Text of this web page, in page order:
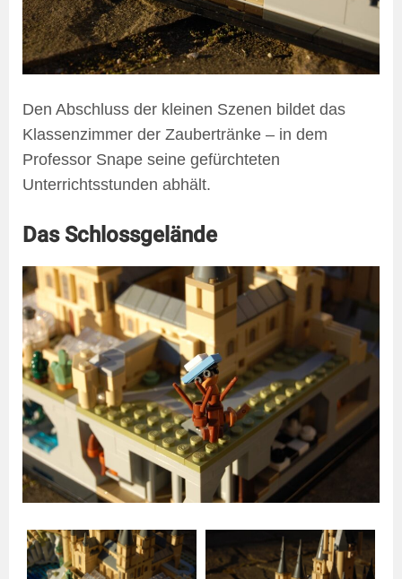
Den Abschluss der kleinen Szenen bildet das
Klassenzimmer der Zaubertränke – in dem
Professor Snape seine gefürchteten
Unterrichtsstunden abhält.
Das Schlossgelände